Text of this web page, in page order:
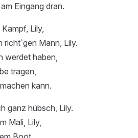
Eingang dran.
Lily,
richt`gen Mann, Lily.
werdet haben,
tragen,
kann.
ganz hübsch, Lily.
Mali, Lily,